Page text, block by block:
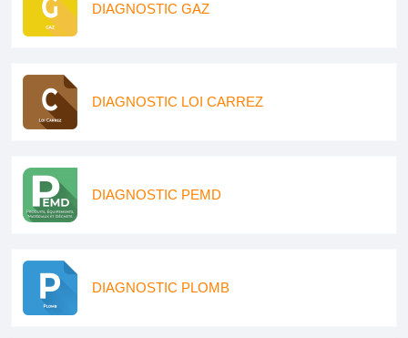
DIAGNOSTIC GAZ
DIAGNOSTIC LOI CARREZ
DIAGNOSTIC PEMD
DIAGNOSTIC PLOMB